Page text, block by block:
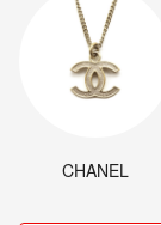
CHANEL